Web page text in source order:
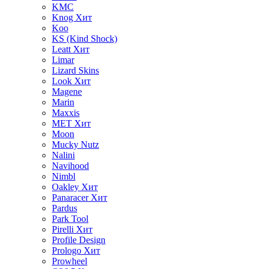
KMC
Knog Хит
Koo
KS (Kind Shock)
Leatt Хит
Limar
Lizard Skins
Look Хит
Magene
Marin
Maxxis
MET Хит
Moon
Mucky Nutz
Nalini
Navihood
Nimbl
Oakley Хит
Panaracer Хит
Pardus
Park Tool
Pirelli Хит
Profile Design
Prologo Хит
Prowheel